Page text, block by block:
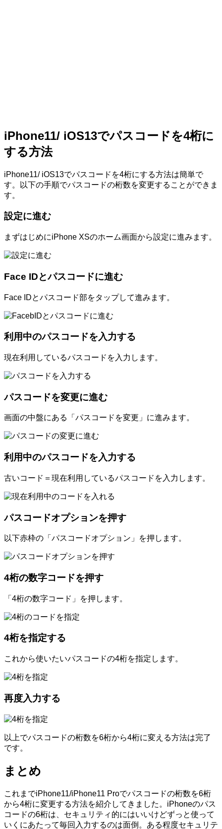
iPhone11/ iOS13でパスコードを4桁に
する方法
iPhone11/ iOS13でパスコードを4桁にする方法は簡単で
す。以下の手順でパスコードの桁数を変更することができま
す。
設定に進む
まずはじめにiPhone XSのホーム画面から設定に進みます。
Face IDとパスコードに進む
Face IDとパスコード部をタップして進みます。
利用中のパスコードを入力する
現在利用しているパスコードを入力します。
パスコードを変更に進む
画面の中盤にある「パスコードを変更」に進みます。
利用中のパスコードを入力する
古いコード＝現在利用しているパスコードを入力します。
パスコードオプションを押す
以下赤枠の「パスコードオプション」を押します。
4桁の数字コードを押す
「4桁の数字コード」を押します。
4桁を指定する
これから使いたいパスコードの4桁を指定します。
再度入力する
以上でパスコードの桁数を6桁から4桁に変える方法は完了
です。
まとめ
これまでiPhone11/iPhone11 Proでパスコードの桁数を6桁
から4桁に変更する方法を紹介してきました。iPhoneのパス
コードの6桁は、セキュリティ的にはいいけどずっと使って
いくにあたって毎回入力するのは面倒。ある程度セキュリテ